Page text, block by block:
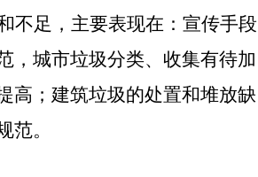
不足，主要表现在： 宣传手段
，城市垃圾分类、收集有待加
高；建筑垃圾的处置和堆放缺
。